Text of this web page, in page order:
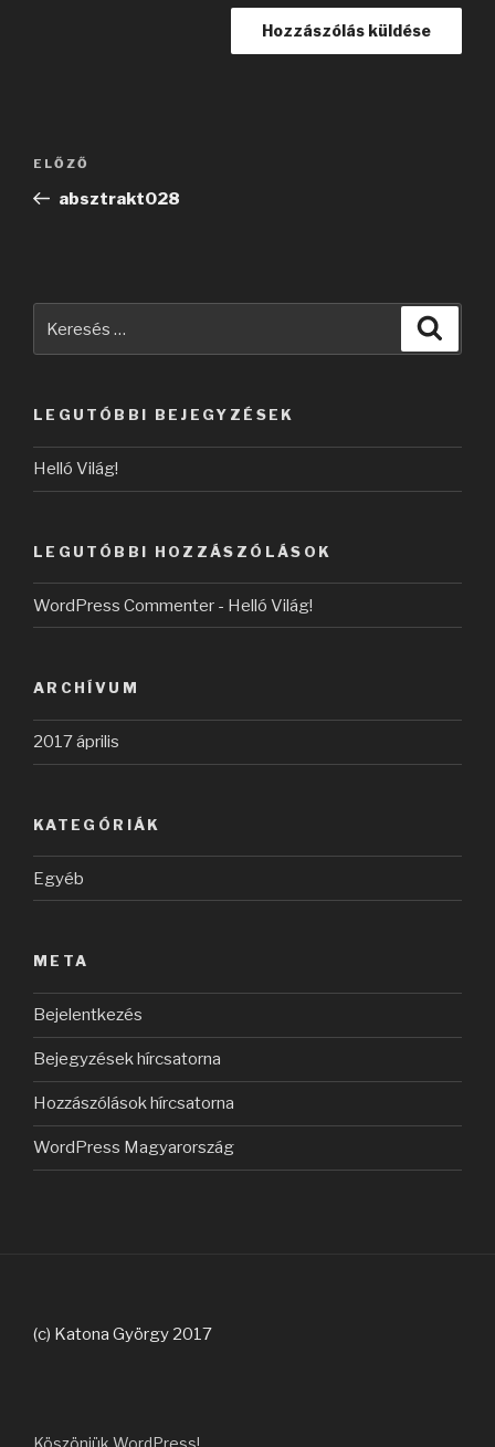
Bejegyzés
Korábbi
bejegyzés
ELŐZŐ
absztrakt028
LEGUTÓBBI BEJEGYZÉSEK
Helló Világ!
LEGUTÓBBI HOZZÁSZÓLÁSOK
WordPress Commenter - Helló Világ!
ARCHÍVUM
2017 április
KATEGÓRIÁK
Egyéb
META
Bejelentkezés
Bejegyzések hírcsatorna
Hozzászólások hírcsatorna
WordPress Magyarország
(c) Katona György 2017
Köszönjük WordPress!